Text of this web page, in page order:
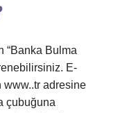
“Banka Bulma
E-
www..tr adresine
çubuğuna